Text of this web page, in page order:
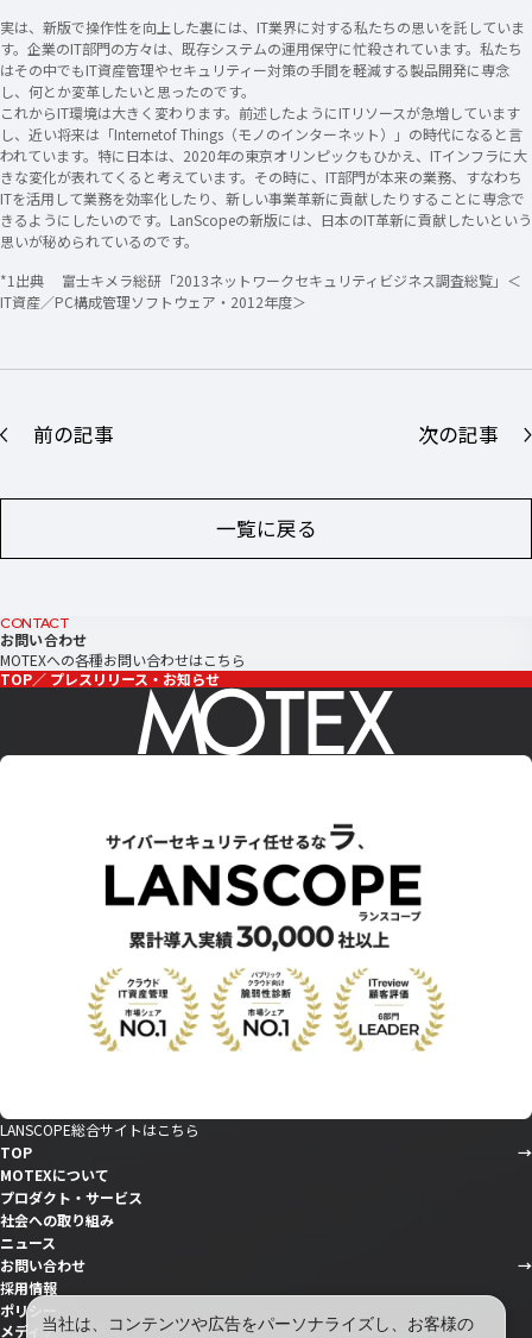
実は、新版で操作性を向上した裏には、IT業界に対する私たちの思いを託していま
す。企業のIT部門の方々は、既存システムの運用保守に忙殺されています。私たち
はその中でもIT資産管理やセキュリティー対策の手間を軽減する製品開発に専念
し、何とか変革したいと思ったのです。
これからIT環境は大きく変わります。前述したようにITリソースが急増しています
し、近い将来は「Internetof Things（モノのインターネット）」の時代になると言
われています。特に日本は、2020年の東京オリンピックもひかえ、ITインフラに大
きな変化が表れてくると考えています。その時に、IT部門が本来の業務、すなわち
ITを活用して業務を効率化したり、新しい事業革新に貢献したりすることに専念で
きるようにしたいのです。LanScopeの新版には、日本のIT革新に貢献したいという
思いが秘められているのです。
*1出典 富士キメラ総研「2013ネットワークセキュリティビジネス調査総覧」＜
IT資産／PC構成管理ソフトウェア・2012年度＞
前の記事
一覧に戻る
次の記事
CONTACT
お問い合わせ
MOTEXへの各種お問い合わせはこちら
TOP
プレスリリース・お知らせ
LANSCOPE総合サイトはこちら
TOP
MOTEXについて
プロダクト・サービス
社会への取り組み
ニュース
お問い合わせ
採用情報
ポリシー
メディア当社は、コンテンツや広告をパーソナライズし、お客様の